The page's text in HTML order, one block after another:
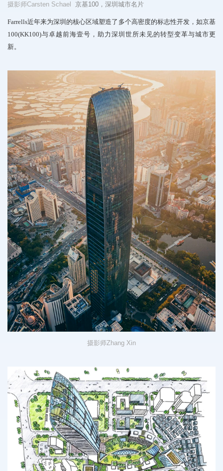
摄影师Carsten Schael 京基100 ，深圳城市名片
Farrells近年来为深圳的核心区域塑造了多个高密度的标志性开发，如京基
100(KK100)与卓越前海壹号，助力深圳世所未见的转型变革与城市更
新。
摄影师Zhang Xin